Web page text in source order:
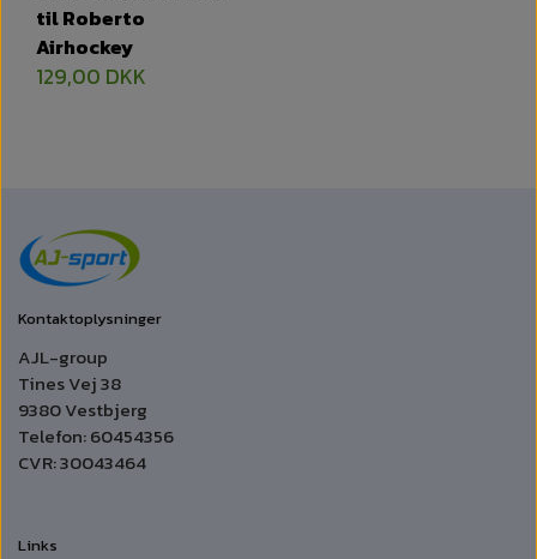
til Roberto
Airhockey
129,00 DKK
Kontaktoplysninger
AJL-group
Tines Vej 38
9380 Vestbjerg
Telefon: 60454356
CVR: 30043464
Links